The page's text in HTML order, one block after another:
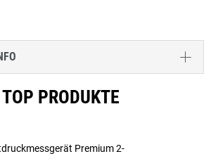
TOP PRODUKTE